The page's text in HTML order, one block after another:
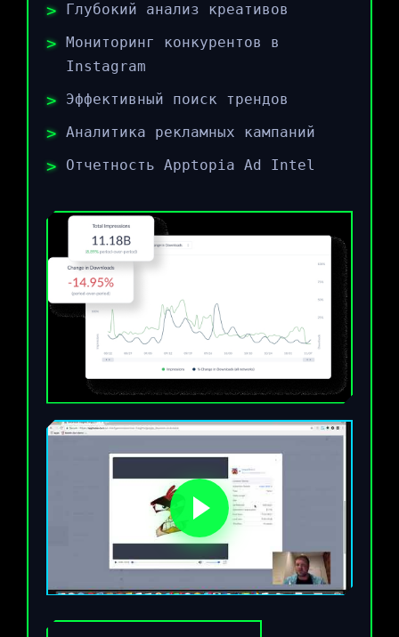
Глубокий анализ креативов
Мониторинг конкурентов в
Instagram
Эффективный поиск трендов
Аналитика рекламных кампаний
Отчетность Apptopia Ad Intel